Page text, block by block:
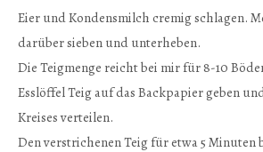
Eier und Kondensmilch cremig schlagen.
darüber sieben und unterheben.
Die Teigmenge reicht bei mir für 8-10
Esslöffel Teig auf das Backpapier geben
Kreises verteilen.
Den verstrichenen Teig für etwa 5 Minuten